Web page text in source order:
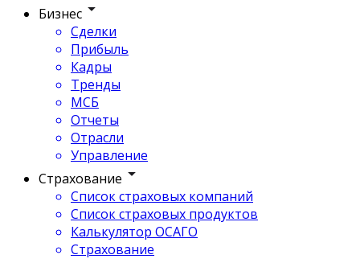
Бизнес
Сделки
Прибыль
Кадры
Тренды
МСБ
Отчеты
Отрасли
Управление
Страхование
Список страховых компаний
Список страховых продуктов
Калькулятор ОСАГО
Страхование